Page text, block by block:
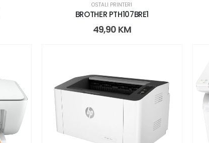
OSTALI PRINTERI
BROTHER PTH107BRE1
49,90 KM